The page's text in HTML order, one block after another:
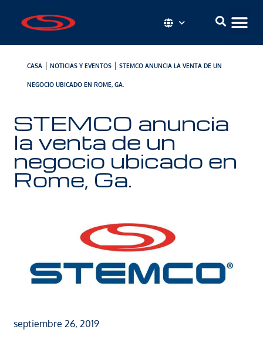
CASA| NOTICIAS Y EVENTOS| STEMCO ANUNCIA LA VENTA DE UN
NEGOCIO UBICADO EN ROME, GA.
STEMCO anuncia
la venta de un
negocio ubicado en
Rome, Ga.
septiembre 26, 2019